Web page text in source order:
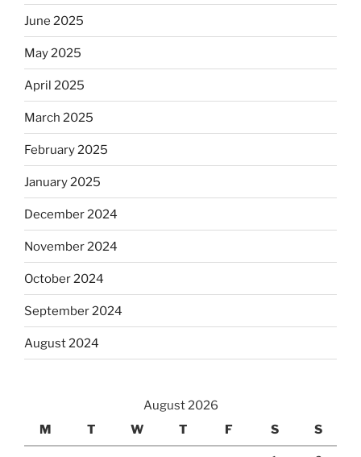
June 2025
May 2025
April 2025
March 2025
February 2025
January 2025
December 2024
November 2024
October 2024
September 2024
August 2024
August 2026
M
T W T F S S